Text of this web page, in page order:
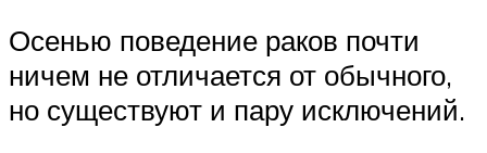
Осенью поведение раков почти
ничем не отличается от обычного,
но существуют и пару исключений.